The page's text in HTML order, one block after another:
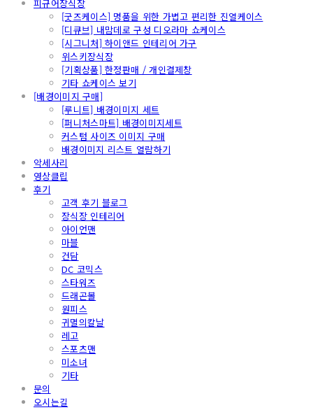
피규어장식장
[굿즈케이스] 명품을 위한 가볍고 편리한 진열케이스
[디큐브] 내맘데로 구성 디오라마 쇼케이스
[시그니처] 하이앤드 인테리어 가구
위스키장식장
[기획상품] 한정판매 / 개인결제창
기타 쇼케이스 보기
[배경이미지 구매]
[루니트] 배경이미지 세트
[퍼니처스마트] 배경이미지세트
커스텀 사이즈 이미지 구매
배경이미지 리스트 열람하기
악세사리
영상클립
후기
고객 후기 블로그
장식장 인테리어
아이언맨
마블
건담
DC 코믹스
스타워즈
드래곤볼
원피스
귀멸의칼날
레고
스포츠맨
미소녀
기타
문의
오시는길